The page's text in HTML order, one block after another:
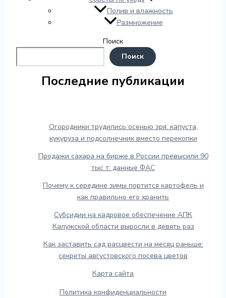
Полив и влажность
Размножение
Поиск
Поиск
Последние публикации
Огородники трудились осенью зря: капуста,
кукуруза и подсолнечник вместо перекопки
Продажи сахара на бирже в России превысили 90
тыс т: данные ФАС
Почему к середине зимы портится картофель и
как правильно его хранить
Субсидии на кадровое обеспечение АПК
Калужской области выросли в девять раз
Как заставить сад расцвести на месяц раньше:
секреты августовского посева цветов
Карта сайта
Политика конфиденциальности